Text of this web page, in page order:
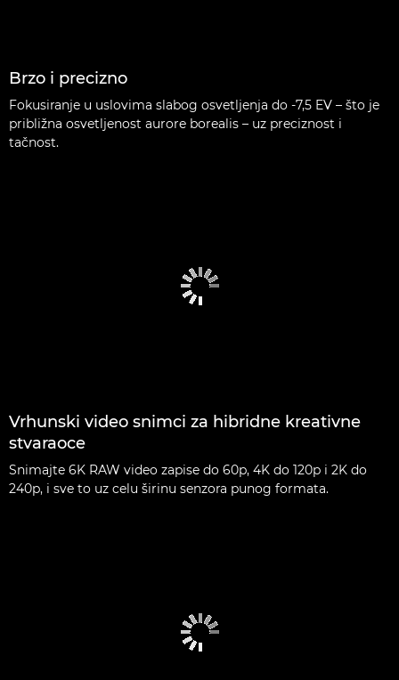
Brzo i precizno
Fokusiranje u uslovima slabog osvetljenja do -7,5 EV – što je
približna osvetljenost aurore borealis – uz preciznost i
tačnost.
Vrhunski video snimci za hibridne kreativne
stvaraoce
Snimajte 6K RAW video zapise do 60p, 4K do 120p i 2K do
240p, i sve to uz celu širinu senzora punog formata.